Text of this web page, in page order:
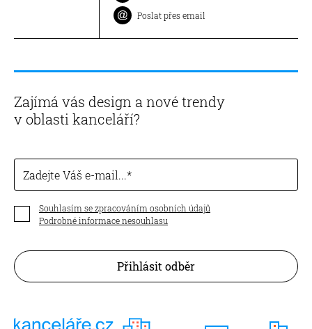
Poslat přes email
Zajímá vás design a nové trendy
v oblasti kanceláří?
Zadejte Váš e-mail...
Souhlasím se zpracováním osobních údajů
Podrobné informace nesouhlasu
Přihlásit odběr